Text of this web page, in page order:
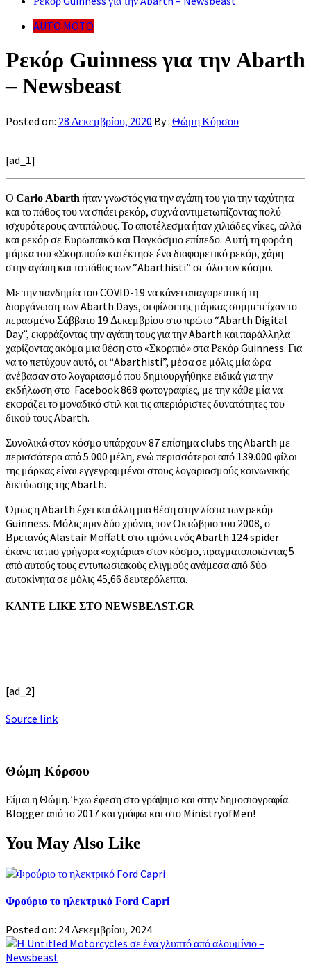
AUTO MOTO
Ρεκόρ Guinness για την Abarth
– Newsbeast
Posted on: 28 Δεκεμβρίου, 2020 By : Θώμη Κόρσου
[ad_1]
Ο Carlo Abarth ήταν γνωστός για την αγάπη του για την ταχύτητα
και το πάθος του να σπάει ρεκόρ, συχνά αντιμετωπίζοντας πολύ
ισχυρότερους αντιπάλους. Το αποτέλεσμα ήταν χιλιάδες νίκες, αλλά
και ρεκόρ σε Ευρωπαϊκό και Παγκόσμιο επίπεδο. Αυτή τη φορά η
μάρκα του «Σκορπιού» κατέκτησε ένα διαφορετικό ρεκόρ, χάρη
στην αγάπη και το πάθος των “Abarthisti” σε όλο τον κόσμο.
Με την πανδημία του COVID-19 να κάνει απαγορευτική τη
διοργάνωση των Abarth Days, οι φίλοι της μάρκας συμμετείχαν το
περασμένο Σάββατο 19 Δεκεμβρίου στο πρώτο “Abarth Digital
Day”, εκφράζοντας την αγάπη τους για την Abarth και παράλληλα
χαρίζοντας ακόμα μια θέση στο «Σκορπιό» στα Ρεκόρ Guinness. Για
να το πετύχουν αυτό, οι “Abarthisti”, μέσα σε μόλις μία ώρα
ανέβασαν στο λογαριασμό που δημιουργήθηκε ειδικά για την
εκδήλωση στο Faceboοk 868 φωτογραφίες, με την κάθε μία να
εκφράζει το μοναδικό στιλ και τις απεριόριστες δυνατότητες του
δικού τους Abarth.
Συνολικά στον κόσμο υπάρχουν 87 επίσημα clubs της Abarth με
περισσότερα από 5.000 μέλη, ενώ περισσότεροι από 139.000 φίλοι
της μάρκας είναι εγγεγραμμένοι στους λογαριασμούς κοινωνικής
δικτύωσης της Abarth.
Όμως η Abarth έχει και άλλη μια θέση στην λίστα των ρεκόρ
Guinness. Μόλις πριν δύο χρόνια, τον Οκτώβριο του 2008, ο
Βρετανός Alastair Moffatt στο τιμόνι ενός Abarth 124 spider
έκανε τα πιο γρήγορα «οχτάρια» στον κόσμο, πραγματοποιώντας 5
από αυτούς τους εντυπωσιακούς ελιγμούς ανάμεσα από δύο
αυτοκίνητα σε μόλις 45,66 δευτερόλεπτα.
ΚΑΝΤΕ LIKE ΣΤΟ NEWSBEAST.GR
[ad_2]
Source link
Θώμη Κόρσου
Είμαι η Θώμη. Έχω έφεση στο γράψιμο και στην δημοσιογραφία.
Blogger από το 2017 και γράφω και στο MinistryofMen!
You May Also Like
Φρούριο το ηλεκτρικό Ford Capri
Posted on: 24 Δεκεμβρίου, 2024